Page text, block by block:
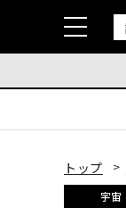
トップ
宇宙